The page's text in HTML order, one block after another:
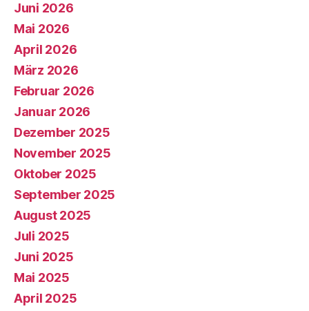
Juni 2026
Mai 2026
April 2026
März 2026
Februar 2026
Januar 2026
Dezember 2025
November 2025
Oktober 2025
September 2025
August 2025
Juli 2025
Juni 2025
Mai 2025
April 2025